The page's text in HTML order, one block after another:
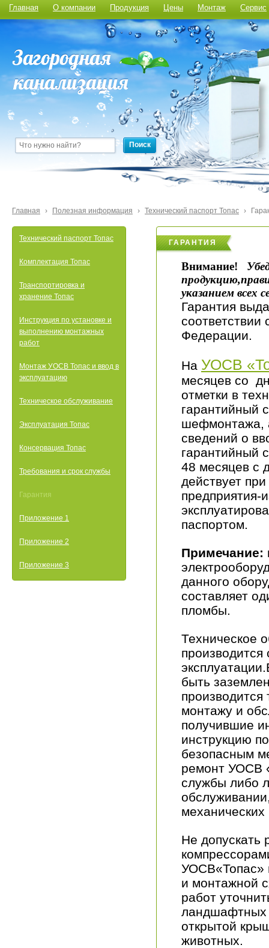
Главная О компании Продукция Цены Монтаж Сервис
Поиск
Главная › Полезная информация › Технический паспорт Топас ›
Технический паспорт Топас
Комплектация Топас
Транспортировка и
хранение Топас
Инструкция по установке и
выполнению монтажных
работ
Монтаж УОСВ Топас и ввод в
эксплуатацию
Техническое обслуживание
Эксплуатация Топас
Консервация Топас
Требования и срок службы
Гарантия
Приложение 1
Приложение 2
Приложение 3
ГАРАНТИЯ
Внимание!
указанием всех
Гарантия
Федерации.
На УОСВ
месяцев со
отметки в
гарантийный
шефмонтажа,
сведений о
гарантийный
48 месяцев с
действует
предприятия-
паспортом.
Примечание:
данного
составляет
пломбы.
Техническое
производится
быть
монтажу и
получившие
инструкцию
безопасным
ремонт УОСВ
службы либо
Не
УОСВ«Топас»
и монтажной
работ
ландшафтных
открытой
животных.